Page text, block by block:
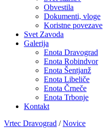
Obvestila
Dokumenti, vloge
Koristne povezave
Svet Zavoda
Galerija
Enota Dravograd
Enota Robindvor
Enota Šentjanž
Enota Libeliče
Enota Črneče
Enota Trbonje
Kontakt
Vrtec Dravograd /Novice